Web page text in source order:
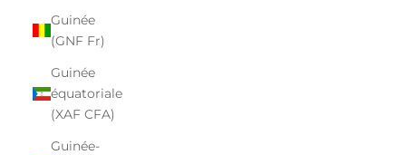
Guinée
(GNF Fr)
Guinée
équatoriale
(XAF CFA)
Guinée-